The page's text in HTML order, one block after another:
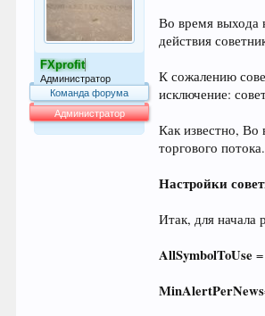
FXprofit
Администратор
Команда форума
Администратор
Во время выхода
действия
К сожалению
исключение:
Как известно, Во
торгового
Настройки
Итак, для начала
AllSymbolToUse
MinAlertPerNews